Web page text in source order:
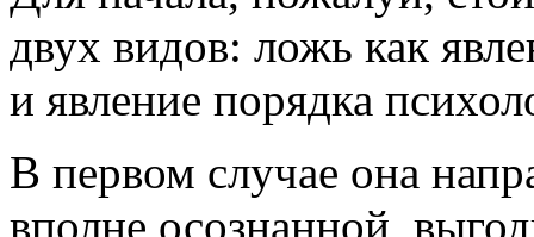
двух видов: ложь как
и явление порядка
В первом случае она
вполне осознанной,